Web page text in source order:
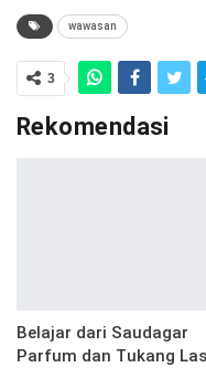
wawasan
3
Rekomendasi
Belajar dari Saudagar
Parfum dan Tukang Las